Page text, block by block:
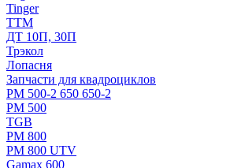
Tinger
ТТМ
ДТ 10П, 30П
Трэкол
Лопасня
Запчасти для квадроциклов
РМ 500-2 650 650-2
РМ 500
TGB
РМ 800
РМ 800 UTV
Gamax 600